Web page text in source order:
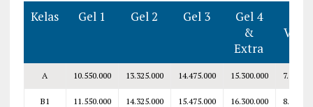
Kelas Gel 1 Gel 2 Gel 3
Gel 4
&
Extra
A 10.550.000 13.325.000 14.475.000 15.300.000
B1 11.550.000 14.325.000 15.475.000 16.300.000